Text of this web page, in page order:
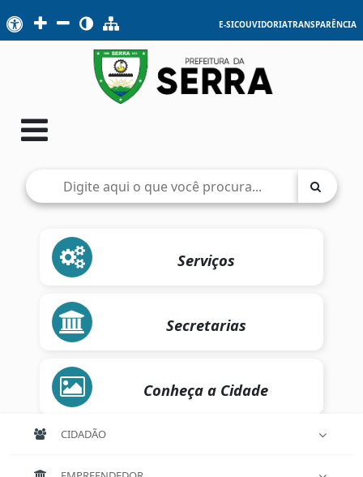
E-SICOUVIDORIATRANSPARÊNCIA
Serviços
Secretarias
Conheça a Cidade
CIDADÃO